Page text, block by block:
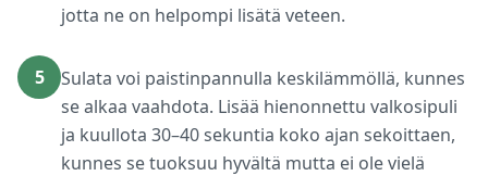
jotta ne on helpompi lisätä veteen.
5
Sulata voi paistinpannulla keskilämmöllä, kunnes
se alkaa vaahdota. Lisää hienonnettu valkosipuli
ja kuullota 30–40 sekuntia koko ajan sekoittaen,
kunnes se tuoksuu hyvältä mutta ei ole vielä